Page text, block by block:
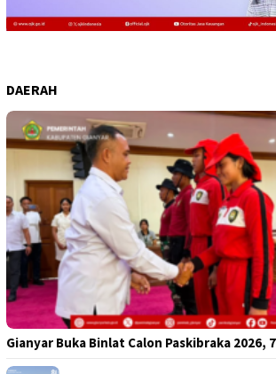
DAERAH
Gianyar Buka Binlat Calon Paskibraka 2026,